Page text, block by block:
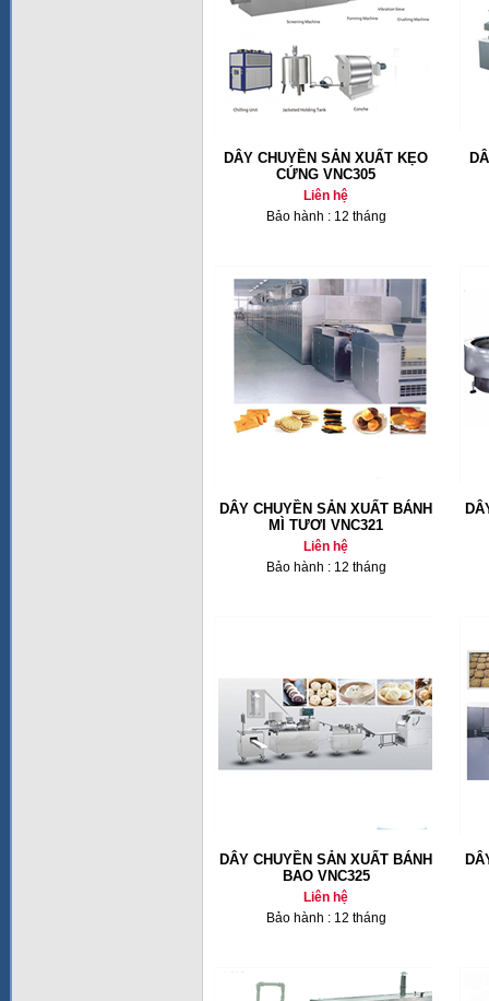
DÂY CHUYỀN SẢN XUẤT KẸO
CỨNG VNC305
Liên hệ
Bảo hành : 12 tháng
DÂY CHUYỀN SẢN XUẤT BÁNH
MÌ TƯƠI VNC321
Liên hệ
Bảo hành : 12 tháng
DÂY CHUYỀN SẢN XUẤT BÁNH
BAO VNC325
Liên hệ
Bảo hành : 12 tháng